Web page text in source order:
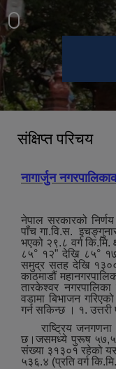
संक्षिप्त परिचय
नागार्जुन
नेपाल सरकारको
पाँच गा.वि.स.
भएको २९.८ वर्ग कि.मि.
८५° १२” देखि ८५°
समुद्र सतह देखि
काठमाडौं
तारकेश्‍वर
वडामा बिभाजन
गर्न सकिन्छ । १. उत्तरी
राष्ट्रिय जनगणना
छ।जसमध्ये पुरूष
संख्या ३१३०१ रहेको यस
५३६.४ (प्रति वर्ग